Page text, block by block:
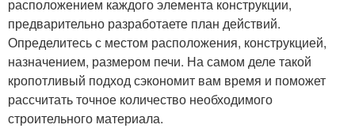
расположением каждого элемента конструкции,
предварительно разработаете план действий.
Определитесь с местом расположения, конструкцией,
назначением, размером печи. На самом деле такой
кропотливый подход сэкономит вам время и поможет
рассчитать точное количество необходимого
строительного материала.